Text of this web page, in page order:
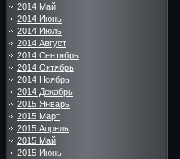
2014 Май
2014 Июнь
2014 Июль
2014 Август
2014 Сентябрь
2014 Октябрь
2014 Ноябрь
2014 Декабрь
2015 Январь
2015 Март
2015 Апрель
2015 Май
2015 Июнь